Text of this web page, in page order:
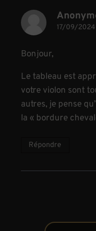
17/09/2024
Bonjour,
Le tableau est
votre violon sont
autres, je pense
la « bordure
Répondre